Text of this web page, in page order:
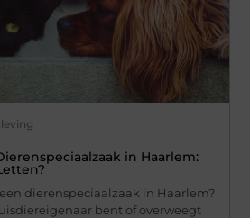
in Haarlem:
dierenspeciaalzaak in Haarlem?
bent of overweegt